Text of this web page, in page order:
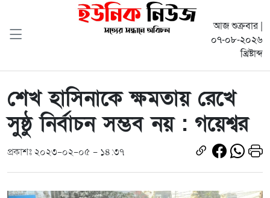
আজ শুক্রবার |
০৭-০৮-২০২৬
খ্রিষ্টাব্দ
শেখ হাসিনাকে ক্ষমতায় রেখে
সুষ্ঠু নির্বাচন সম্ভব নয় : গয়েশ্বর
প্রকাশঃ ২০২৩-০২-০৫ - ১৪:৩৭